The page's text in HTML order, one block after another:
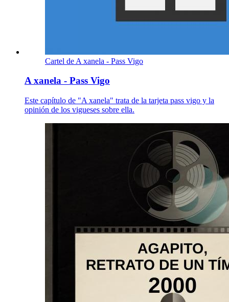
Cartel de A xanela - Pass Vigo
A xanela - Pass Vigo
Este capítulo de "A xanela" trata de la tarjeta pass vigo y la
opinión de los vigueses sobre ella.